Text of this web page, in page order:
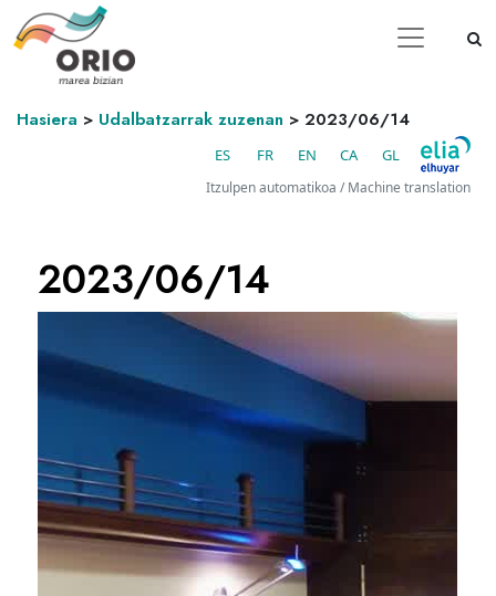
Hasiera > Udalbatzarrak zuzenan > 2023/06/14
ES FR EN CA GL
Itzulpen automatikoa / Machine translation
2023/06/14